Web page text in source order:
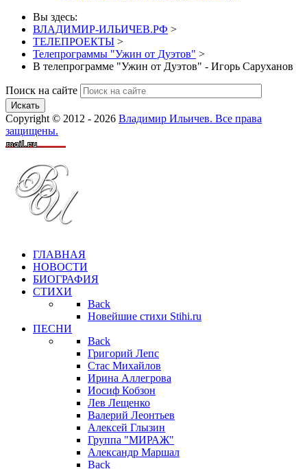
Вы здесь:
ВЛАДИМИР-ИЛЬИЧЕВ.РФ >
ТЕЛЕПРОЕКТЫ >
Телепрограммы "Ужин от Дуэтов" >
В телепрограмме "Ужин от Дуэтов" - Игорь Саруханов
Поиск на сайте
Искать
Copyright © 2012 - 2026 Владимир Ильичев. Все права
защищены.
ГЛАВНАЯ
НОВОСТИ
БИОГРАФИЯ
СТИХИ
Back
Новейшие стихи Stihi.ru
ПЕСНИ
Back
Григорий Лепс
Стас Михайлов
Ирина Аллегрова
Иосиф Кобзон
Лев Лещенко
Валерий Леонтьев
Алексей Глызин
Группа "МИРАЖ"
Александр Маршал
Back